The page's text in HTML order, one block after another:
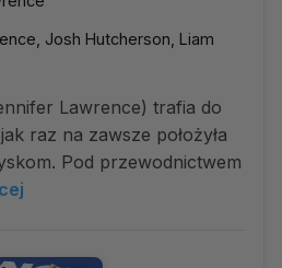
Josh Hutcherson, Liam
Lawrence) trafia do
raz na zawsze położyła
Pod przewodnictwem